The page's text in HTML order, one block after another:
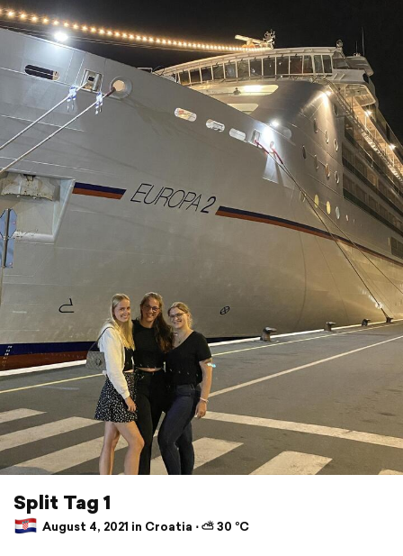
Split Tag 1
August 4, 2021 in Croatia ⋅ ⛅ 30 °C